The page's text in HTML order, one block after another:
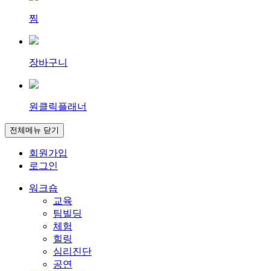
찜
장바구니
원클릭플래너
전체메뉴 닫기
회원가입
로그인
워크숍
교육
팀빌딩
체험
힐링
심리진단
공연